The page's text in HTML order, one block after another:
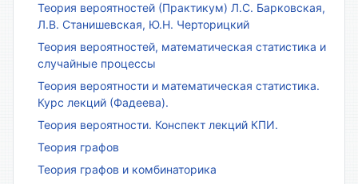
Теория вероятностей (Практикум) Л.С. Барковская,
Л.В. Станишевская, Ю.Н. Черторицкий
Теория вероятностей, математическая статистика и
случайные процессы
Теория вероятности и математическая статистика.
Курс лекций (Фадеева).
Теория вероятности. Конспект лекций КПИ.
Теория графов
Теория графов и комбинаторика